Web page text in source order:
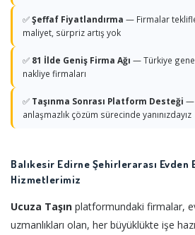
✅Şeffaf Fiyatlandırma — Firmalar
maliyet, sürpriz artış yok
✅ 81 İlde Geniş Firma Ağı — Türkiye
nakliye firmaları
✅ Taşınma Sonrası Platform Desteği —
anlaşmazlık çözüm sürecinde yanınızdayız
Balıkesir Edirne Şehirlerarası Evden
Hizmetlerimiz
Ucuza Taşın platformundaki firmalar,
uzmanlıkları olan, her büyüklükte işe